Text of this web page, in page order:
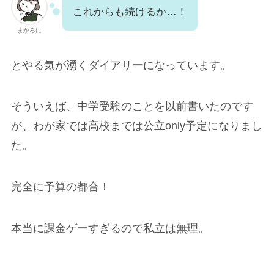
まかろに
これからも続けるか…！
とやる気が湧くダイアリーになっています。
そういえば、中学受験のことを以前書いたのです
が、わが家では高校までは公立only予定になりまし
た。
完全に予算の都合！
本当に課金ゲーすぎるので私立は無理。